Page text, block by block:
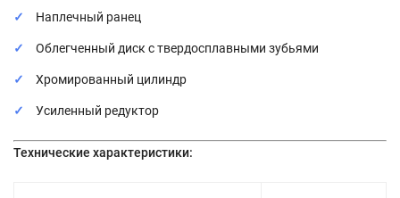
Наплечный ранец
Облегченный диск с твердосплавными зубьями
Хромированный цилиндр
Усиленный редуктор
Технические характеристики: